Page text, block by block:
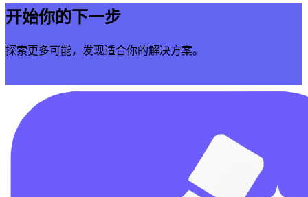
开始你的下一步
探索更多可能，发现适合你的解决方案。